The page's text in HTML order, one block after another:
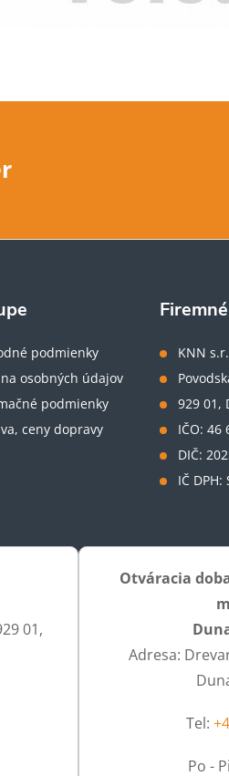
podmienky
osobných údajov
podmienky
ceny dopravy
KNN
929 01,
IČO: 46
DIČ:
IČ DPH:
01,
Otváracia
Adresa:
Tel:
Po -